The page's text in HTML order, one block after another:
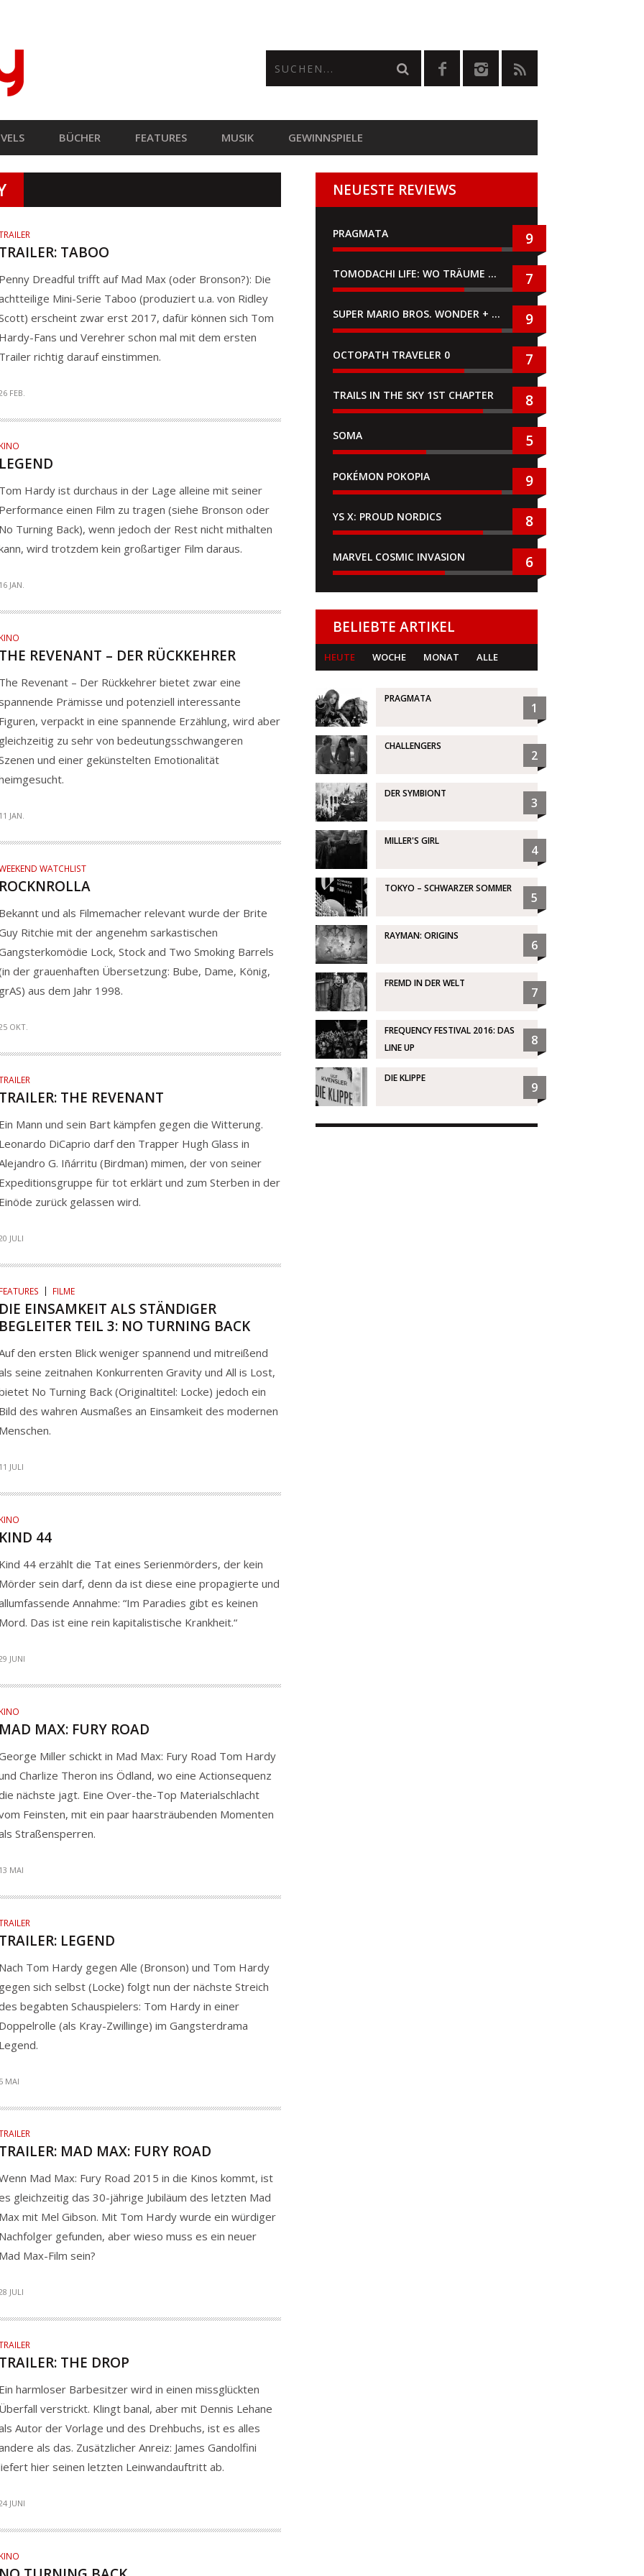
BÜCHER FEATURES MUSIK GEWINNSPIELE
TABOO
Dreadful trifft auf Mad Max (oder Bronson?): Die
Mini-Serie Taboo (produziert u.a. von Ridley
erscheint zwar erst 2017, dafür können sich Tom
Fans und Verehrer schon mal mit dem ersten
richtig darauf einstimmen.
FEB.
Hardy ist durchaus in der Lage alleine mit seiner
einen Film zu tragen (siehe Bronson oder
Turning Back), wenn jedoch der Rest nicht mithalten
wird trotzdem kein großartiger Film daraus.
JAN.
REVENANT – DER RÜCKKEHRER
Revenant – Der Rückkehrer bietet zwar eine
Prämisse und potenziell interessante
verpackt in eine spannende Erzählung, wird aber
zu sehr von bedeutungsschwangeren
und einer gekünstelten Emotionalität
JAN.
WATCHLIST
und als Filmemacher relevant wurde der Brite
Ritchie mit der angenehm sarkastischen
Lock, Stock and Two Smoking Barrels
der grauenhaften Übersetzung: Bube, Dame, König,
aus dem Jahr 1998.
OKT.
THE REVENANT
Mann und sein Bart kämpfen gegen die Witterung.
DiCaprio darf den Trapper Hugh Glass in
G. Iñárritu (Birdman) mimen, der von seiner
für tot erklärt und zum Sterben in der
zurück gelassen wird.
JULI
FILME
EINSAMKEIT ALS STÄNDIGER
TEIL 3: NO TURNING BACK
den ersten Blick weniger spannend und mitreißend
seine zeitnahen Konkurrenten Gravity und All is Lost,
No Turning Back (Originaltitel: Locke) jedoch ein
des wahren Ausmaßes an Einsamkeit des modernen
JULI
44
44 erzählt die Tat eines Serienmörders, der kein
sein darf, denn da ist diese eine propagierte und
Annahme: “Im Paradies gibt es keinen
Das ist eine rein kapitalistische Krankheit.“
JUNI
MAX: FURY ROAD
Miller schickt in Mad Max: Fury Road Tom Hardy
Charlize Theron ins Ödland, wo eine Actionsequenz
nächste jagt. Eine Over-the-Top Materialschlacht
Feinsten, mit ein paar haarsträubenden Momenten
Straßensperren.
MAI
LEGEND
Tom Hardy gegen Alle (Bronson) und Tom Hardy
sich selbst (Locke) folgt nun der nächste Streich
begabten Schauspielers: Tom Hardy in einer
(als Kray-Zwillinge) im Gangsterdrama
MAI
MAD MAX: FURY ROAD
Mad Max: Fury Road 2015 in die Kinos kommt, ist
gleichzeitig das 30-jährige Jubiläum des letzten Mad
mit Mel Gibson. Mit Tom Hardy wurde ein würdiger
gefunden, aber wieso muss es ein neuer
Max-Film sein?
JULI
THE DROP
harmloser Barbesitzer wird in einen missglückten
verstrickt. Klingt banal, aber mit Dennis Lehane
Autor der Vorlage und des Drehbuchs, ist es alles
als das. Zusätzlicher Anreiz: James Gandolfini
hier seinen letzten Leinwandauftritt ab.
JUNI
NEUESTE REVIEWS
PRAGMATA 9
TOMODACHI LIFE: WO TRÄUME WAHR WERDEN 7
SUPER MARIO BROS. WONDER + GEMEINSAM IM BELLABEL-PARK 9
OCTOPATH TRAVELER 0 7
TRAILS IN THE SKY 1ST CHAPTER 8
SOMA 5
POKÉMON POKOPIA 9
YS X: PROUD NORDICS 8
MARVEL COSMIC INVASION 6
BELIEBTE ARTIKEL
HEUTE WOCHE MONAT ALLE
PRAGMATA
1
CHALLENGERS
2
DER SYMBIONT
3
MILLER'S GIRL
4
TOKYO – SCHWARZER SOMMER
5
RAYMAN: ORIGINS
6
FREMD IN DER WELT
7
FREQUENCY FESTIVAL 2016: DAS
LINE UP
8
DIE KLIPPE
9